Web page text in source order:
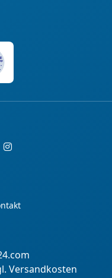
Versandkosten